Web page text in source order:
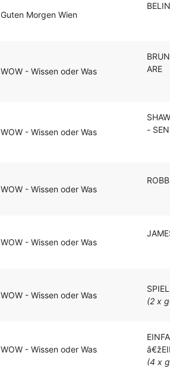
Guten Morgen Wien
WOW - Wissen oder Was
ARE
WOW - Wissen oder Was
-
WOW - Wissen oder Was
WOW - Wissen oder Was
WOW - Wissen oder Was
(2 x
WOW - Wissen oder Was
(4 x